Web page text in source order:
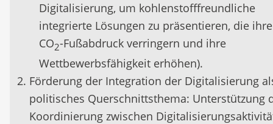
Digitalisierung, um kohlenstofffreundliche
integrierte Lösungen zu präsentieren, die
CO2-Fußabdruck verringern und ihre
Wettbewerbsfähigkeit erhöhen).
Förderung der Integration der Digitalisierung
politisches Querschnittsthema: Unterstützung
Koordinierung zwischen